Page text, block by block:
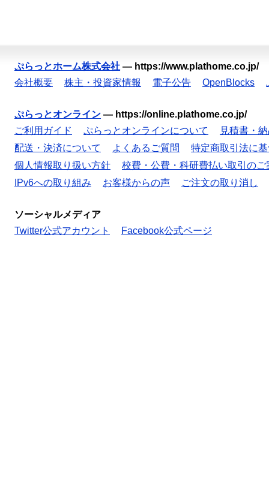
ぷらっとホーム株式会社 — https://www.plathome.co.jp/
会社概要
株主・投資家情報 電子公告 OpenBlocks
ぷらっとオンライン — https://online.plathome.co.jp/
ご利用ガイド
ぷらっとオンラインについて
見積書・
配送・決済について
よくあるご質問
特定商取引法に
個人情報取り扱い方針
校費・公費・科研費払い取引のご
IPv6への取り組み
お客様からの声 ご注文の取り消し
ソーシャルメディア
Twitter公式アカウント
Facebook公式ページ